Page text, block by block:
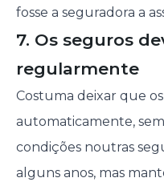
fosse a seguradora a
7. Os seguros
regularmente
Costuma deixar que
automaticamente,
condições noutras
alguns anos, mas